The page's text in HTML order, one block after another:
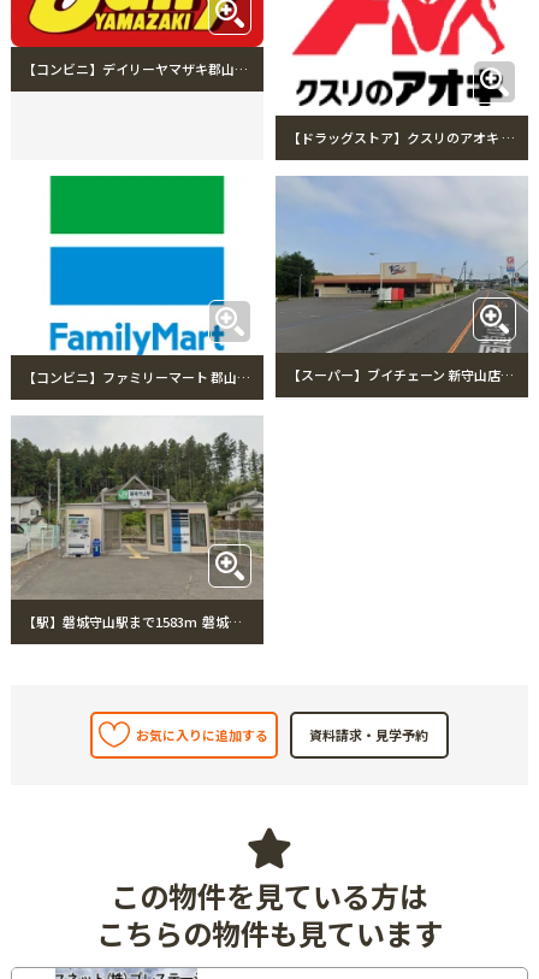
【コンビニ】デイリーヤマザキ郡山守山店まで980m デイリーヤマザキ郡山守山店
【ドラッグストア】クスリのアオキ 磐城守山店まで1111m クスリのアオキ 磐城守山店
【コンビニ】ファミリーマート 郡山田村町守山店まで1114m ファミリーマート 郡山田村町守山店 【スーパー】ブイチェーン 新守山店まで1081m ブイチェーン 新守山店
【駅】磐城守山駅まで1583m 磐城守山駅
お気に入りに追加する
この物件を見ている方は
こちらの物件も見ています